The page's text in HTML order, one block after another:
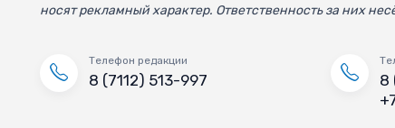
носят рекламный характер. Ответственность за них
Телефон редакции
8 (7112) 513-997
8